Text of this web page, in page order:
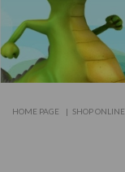
HOME PAGE SHOP ONLINE